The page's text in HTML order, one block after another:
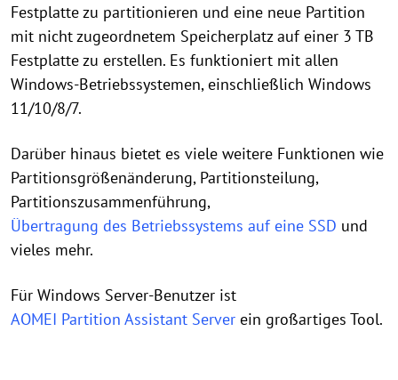
Festplatte zu partitionieren und eine neue Partition
mit nicht zugeordnetem Speicherplatz auf einer 3 TB
Festplatte zu erstellen. Es funktioniert mit allen
Windows-Betriebssystemen, einschließlich Windows
11/10/8/7.
Darüber hinaus bietet es viele weitere Funktionen wie
Partitionsgrößenänderung, Partitionsteilung,
Partitionszusammenführung,
Übertragung des Betriebssystems auf eine SSD und
vieles mehr.
Für Windows Server-Benutzer ist
AOMEI Partition Assistant Server ein großartiges Tool.